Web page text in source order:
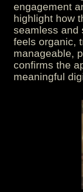
engagement
highlight how
seamless and
feels organic,
manageable,
confirms the
meaningful